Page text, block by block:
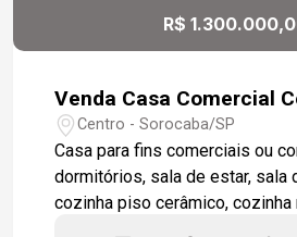
R$
Venda Casa Comercial
Centro - Sorocaba/SP
Casa para fins comerciais ou
dormitórios, sala de estar, sala
cozinha piso cerâmico,